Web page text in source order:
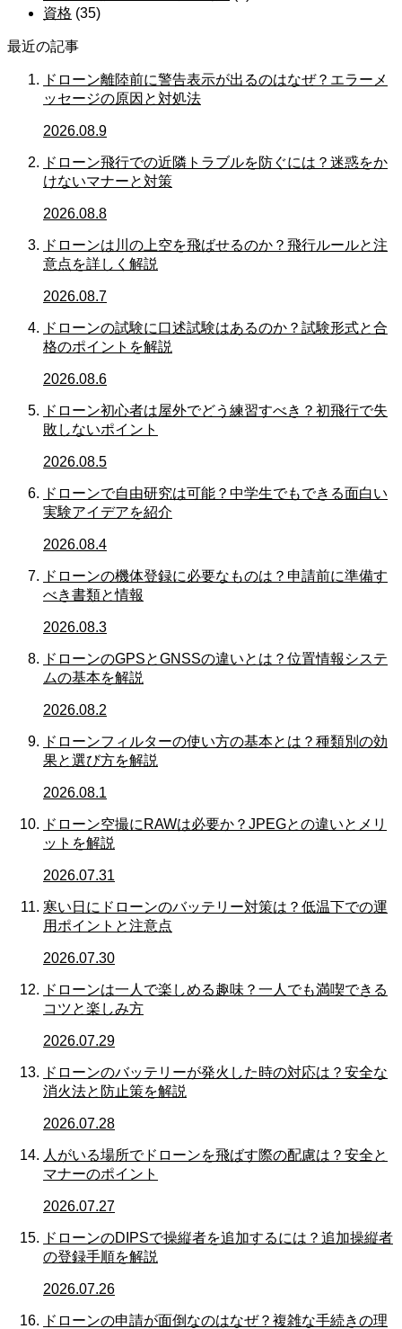
資格 (35)
最近の記事
ドローン離陸前に警告表示が出るのはなぜ？エラーメ
ッセージの原因と対処法
2026.08.9
ドローン飛行での近隣トラブルを防ぐには？迷惑をか
けないマナーと対策
2026.08.8
ドローンは川の上空を飛ばせるのか？飛行ルールと注
意点を詳しく解説
2026.08.7
ドローンの試験に口述試験はあるのか？試験形式と合
格のポイントを解説
2026.08.6
ドローン初心者は屋外でどう練習すべき？初飛行で失
敗しないポイント
2026.08.5
ドローンで自由研究は可能？中学生でもできる面白い
実験アイデアを紹介
2026.08.4
ドローンの機体登録に必要なものは？申請前に準備す
べき書類と情報
2026.08.3
ドローンのGPSとGNSSの違いとは？位置情報システ
ムの基本を解説
2026.08.2
ドローンフィルターの使い方の基本とは？種類別の効
果と選び方を解説
2026.08.1
ドローン空撮にRAWは必要か？JPEGとの違いとメリ
ットを解説
2026.07.31
寒い日にドローンのバッテリー対策は？低温下での運
用ポイントと注意点
2026.07.30
ドローンは一人で楽しめる趣味？一人でも満喫できる
コツと楽しみ方
2026.07.29
ドローンのバッテリーが発火した時の対応は？安全な
消火法と防止策を解説
2026.07.28
人がいる場所でドローンを飛ばす際の配慮は？安全と
マナーのポイント
2026.07.27
ドローンのDIPSで操縦者を追加するには？追加操縦者
の登録手順を解説
2026.07.26
ドローンの申請が面倒なのはなぜ？複雑な手続きの理